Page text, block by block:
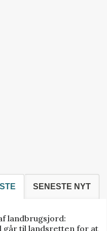
SENESTE NYT
landbrugsjord:
går til landsretten for at